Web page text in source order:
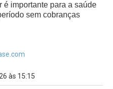
é importante para a saúde
sem cobranças
às 15:15